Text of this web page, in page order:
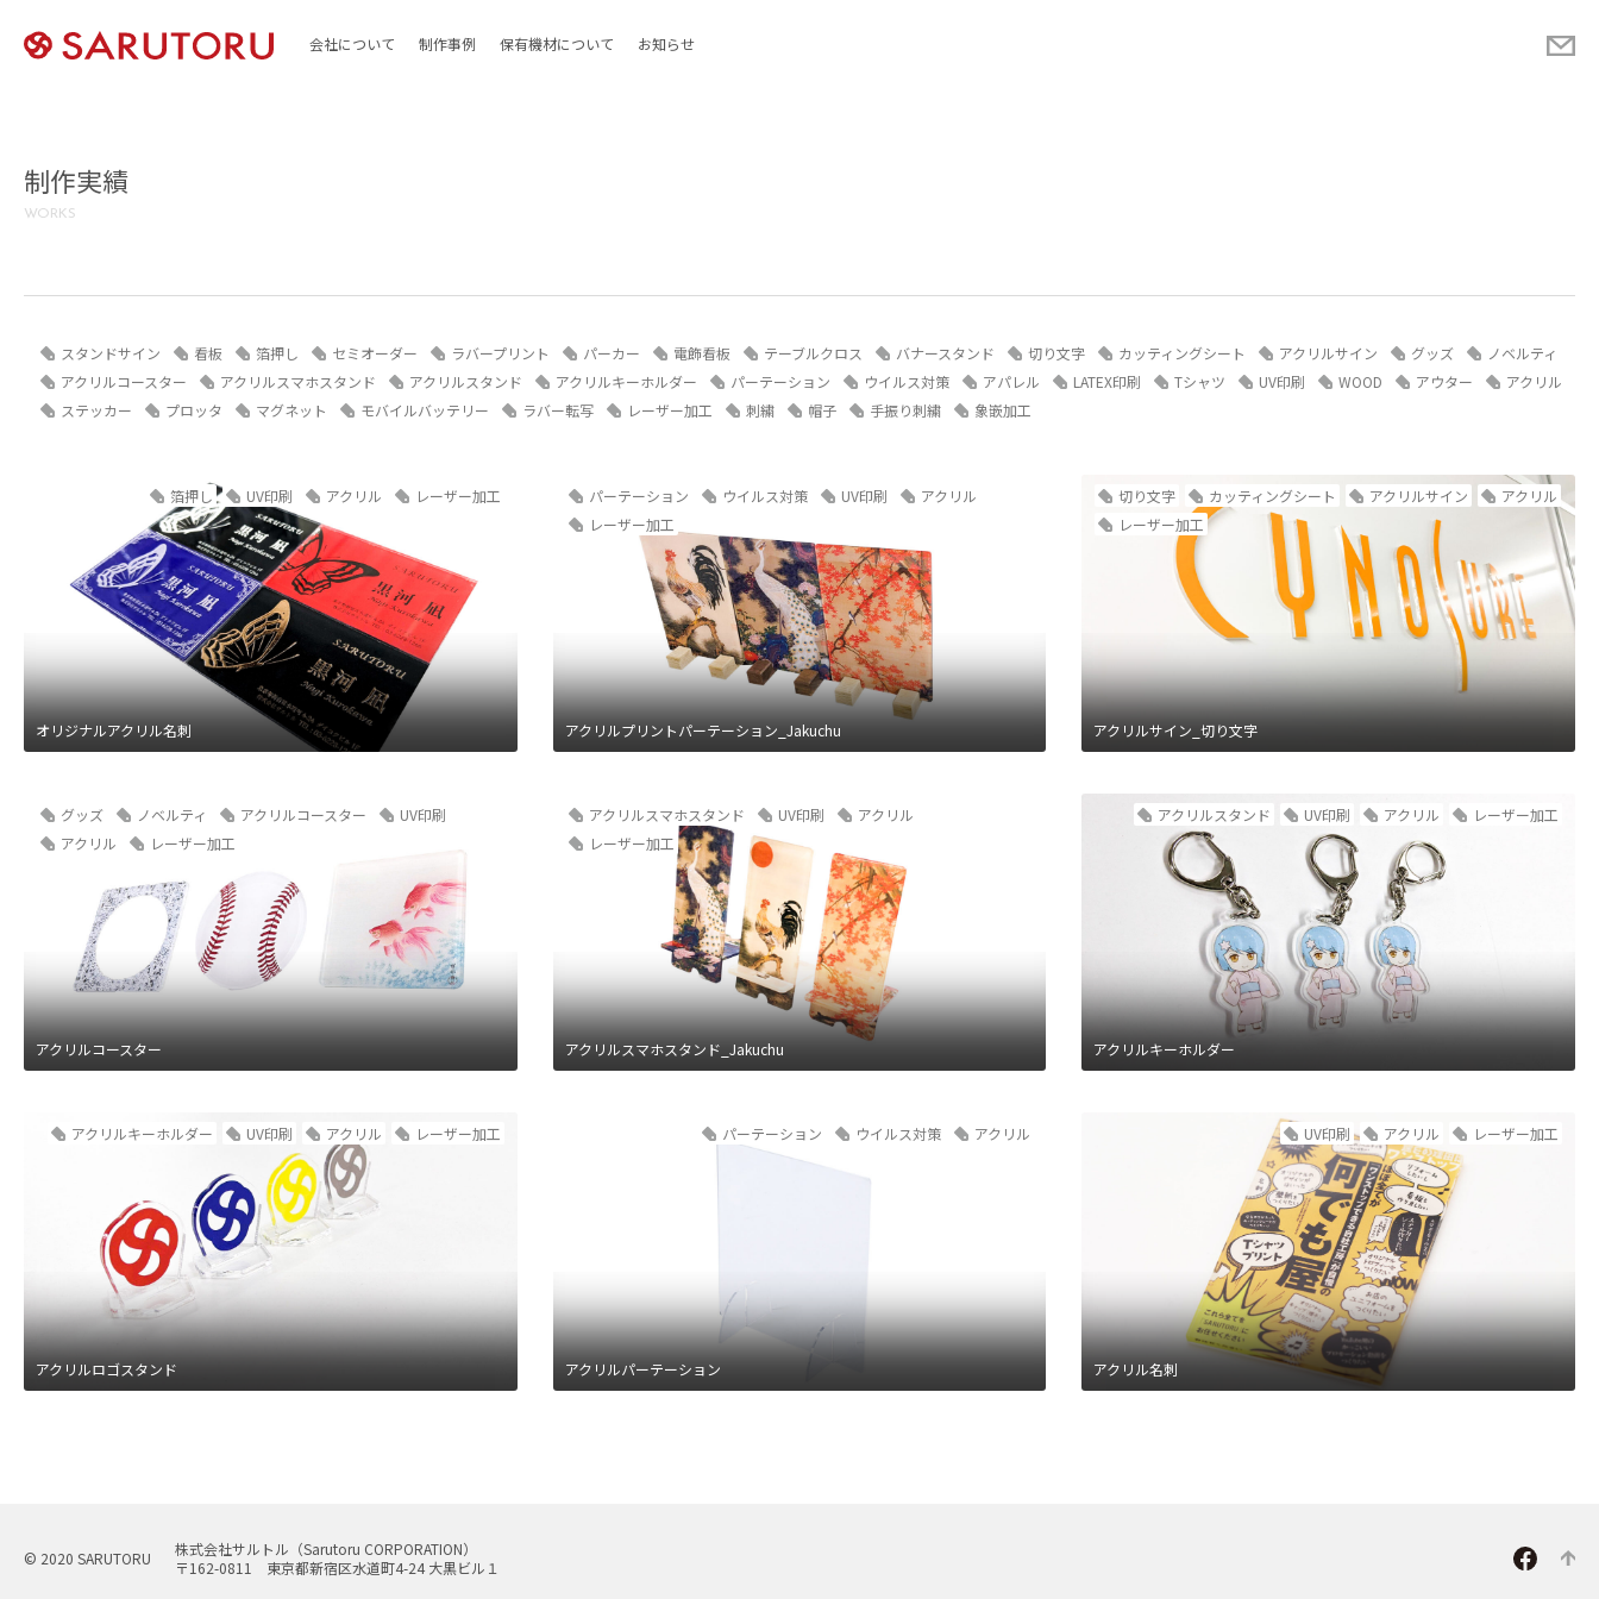
会社について 制作事例 保有機材について お知らせ
制作実績
WORKS
スタンドサイン 看板 箔押し セミオーダー ラバープリント パーカー 電飾看板 テーブルクロス バナースタンド 切り文字 カッティングシート アクリルサイン グッズ
ノベルティ
アクリルコースター
アクリルスマホスタンド アクリルスタンド アクリルキーホルダー パーテーション ウイルス対策 アパレル LATEX印刷 Tシャツ UV印刷 WOOD アウター
アクリル
ステッカー
プロッタ マグネット モバイルバッテリー ラバー転写 レーザー加工 刺繍 帽子 手振り刺繍 象嵌加工
箔押し UV印刷 アクリル レーザー加工
オリジナルアクリル名刺
パーテーション ウイルス対策 UV印刷
アクリル
レーザー加工
アクリルプリントパーテーション_Jakuchu
切り文字 カッティングシート アクリルサイン
アクリル
レーザー加工
アクリルサイン_切り文字
グッズ ノベルティ アクリルコースター
UV印刷
アクリル
レーザー加工
アクリルコースター
アクリルスマホスタンド UV印刷
アクリル
レーザー加工
アクリルスマホスタンド_Jakuchu
アクリルスタンド UV印刷 アクリル レーザー加工
アクリルキーホルダー
アクリルキーホルダー UV印刷 アクリル レーザー加工
アクリルロゴスタンド
パーテーション ウイルス対策 アクリル
アクリルパーテーション
UV印刷 アクリル レーザー加工
アクリル名刺
株式会社サルトル （Sarutoru CORPORATION）
〒162-0811 東京都新宿区水道町4-24 大黒ビル１
© 2020 SARUTORU